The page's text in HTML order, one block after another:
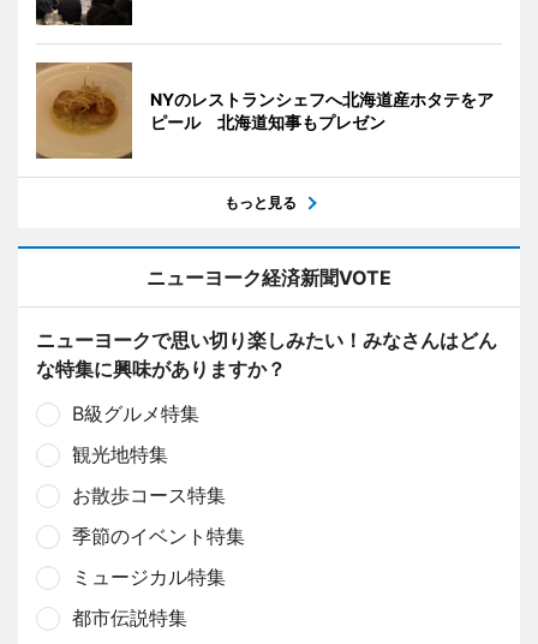
NYのレストランシェフへ北海道産ホタテをア
ピール 北海道知事もプレゼン
もっと見る
ニューヨーク経済新聞VOTE
ニューヨークで思い切り楽しみたい！みなさんはどん
な特集に興味がありますか？
B級グルメ特集
観光地特集
お散歩コース特集
季節のイベント特集
ミュージカル特集
都市伝説特集